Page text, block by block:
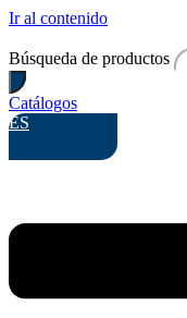
Ir al contenido
Búsqueda de productos
Catálogos
ES